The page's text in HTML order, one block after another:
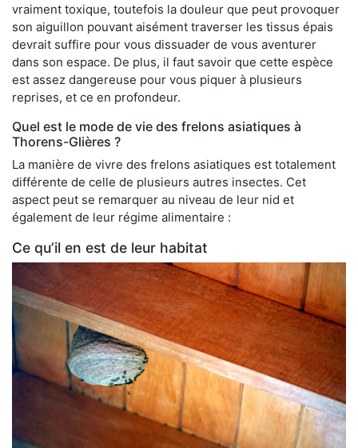
vraiment toxique, toutefois la douleur que peut provoquer
son aiguillon pouvant aisément traverser les tissus épais
devrait suffire pour vous dissuader de vous aventurer
dans son espace. De plus, il faut savoir que cette espèce
est assez dangereuse pour vous piquer à plusieurs
reprises, et ce en profondeur.
Quel est le mode de vie des frelons asiatiques à
Thorens-Glières ?
La manière de vivre des frelons asiatiques est totalement
différente de celle de plusieurs autres insectes. Cet
aspect peut se remarquer au niveau de leur nid et
également de leur régime alimentaire :
Ce qu’il en est de leur habitat